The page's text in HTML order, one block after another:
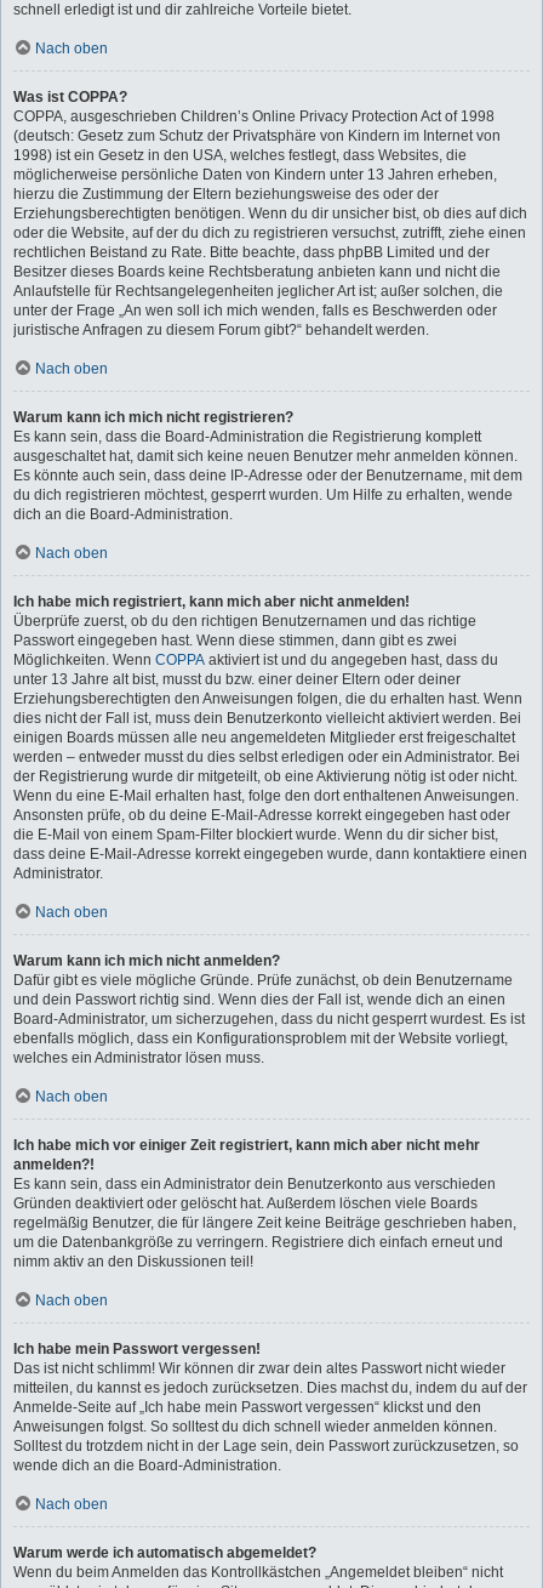
schnell erledigt ist und dir zahlreiche Vorteile bietet.
Nach oben
Was ist COPPA?
COPPA, ausgeschrieben Children’s Online Privacy Protection Act of 1998
(deutsch: Gesetz zum Schutz der Privatsphäre von Kindern im Internet von
1998) ist ein Gesetz in den USA, welches festlegt, dass Websites, die
möglicherweise persönliche Daten von Kindern unter 13 Jahren erheben,
hierzu die Zustimmung der Eltern beziehungsweise des oder der
Erziehungsberechtigten benötigen. Wenn du dir unsicher bist, ob dies auf dich
oder die Website, auf der du dich zu registrieren versuchst, zutrifft, ziehe einen
rechtlichen Beistand zu Rate. Bitte beachte, dass phpBB Limited und der
Besitzer dieses Boards keine Rechtsberatung anbieten kann und nicht die
Anlaufstelle für Rechtsangelegenheiten jeglicher Art ist; außer solchen, die
unter der Frage „An wen soll ich mich wenden, falls es Beschwerden oder
juristische Anfragen zu diesem Forum gibt?“ behandelt werden.
Nach oben
Warum kann ich mich nicht registrieren?
Es kann sein, dass die Board-Administration die Registrierung komplett
ausgeschaltet hat, damit sich keine neuen Benutzer mehr anmelden können.
Es könnte auch sein, dass deine IP-Adresse oder der Benutzername, mit dem
du dich registrieren möchtest, gesperrt wurden. Um Hilfe zu erhalten, wende
dich an die Board-Administration.
Nach oben
Ich habe mich registriert, kann mich aber nicht anmelden!
Überprüfe zuerst, ob du den richtigen Benutzernamen und das richtige
Passwort eingegeben hast. Wenn diese stimmen, dann gibt es zwei
Möglichkeiten. Wenn COPPA aktiviert ist und du angegeben hast, dass du
unter 13 Jahre alt bist, musst du bzw. einer deiner Eltern oder deiner
Erziehungsberechtigten den Anweisungen folgen, die du erhalten hast. Wenn
dies nicht der Fall ist, muss dein Benutzerkonto vielleicht aktiviert werden. Bei
einigen Boards müssen alle neu angemeldeten Mitglieder erst freigeschaltet
werden – entweder musst du dies selbst erledigen oder ein Administrator. Bei
der Registrierung wurde dir mitgeteilt, ob eine Aktivierung nötig ist oder nicht.
Wenn du eine E-Mail erhalten hast, folge den dort enthaltenen Anweisungen.
Ansonsten prüfe, ob du deine E-Mail-Adresse korrekt eingegeben hast oder
die E-Mail von einem Spam-Filter blockiert wurde. Wenn du dir sicher bist,
dass deine E-Mail-Adresse korrekt eingegeben wurde, dann kontaktiere einen
Administrator.
Nach oben
Warum kann ich mich nicht anmelden?
Dafür gibt es viele mögliche Gründe. Prüfe zunächst, ob dein Benutzername
und dein Passwort richtig sind. Wenn dies der Fall ist, wende dich an einen
Board-Administrator, um sicherzugehen, dass du nicht gesperrt wurdest. Es ist
ebenfalls möglich, dass ein Konfigurationsproblem mit der Website vorliegt,
welches ein Administrator lösen muss.
Nach oben
Ich habe mich vor einiger Zeit registriert, kann mich aber nicht mehr
anmelden?!
Es kann sein, dass ein Administrator dein Benutzerkonto aus verschieden
Gründen deaktiviert oder gelöscht hat. Außerdem löschen viele Boards
regelmäßig Benutzer, die für längere Zeit keine Beiträge geschrieben haben,
um die Datenbankgröße zu verringern. Registriere dich einfach erneut und
nimm aktiv an den Diskussionen teil!
Nach oben
Ich habe mein Passwort vergessen!
Das ist nicht schlimm! Wir können dir zwar dein altes Passwort nicht wieder
mitteilen, du kannst es jedoch zurücksetzen. Dies machst du, indem du auf der
Anmelde-Seite auf „Ich habe mein Passwort vergessen“ klickst und den
Anweisungen folgst. So solltest du dich schnell wieder anmelden können.
Solltest du trotzdem nicht in der Lage sein, dein Passwort zurückzusetzen, so
wende dich an die Board-Administration.
Nach oben
Warum werde ich automatisch abgemeldet?
Wenn du beim Anmelden das Kontrollkästchen „Angemeldet bleiben“ nicht